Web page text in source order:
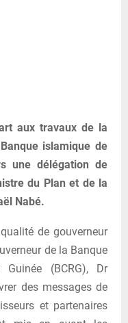
aux travaux de la
islamique de
une délégation de
du Plan et de la
Nabé.
de gouverneur
de la Banque
(BCRG), Dr
des messages de
et partenaires